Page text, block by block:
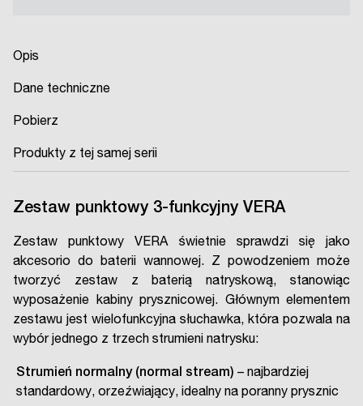
Opis
Dane techniczne
Pobierz
Produkty z tej samej serii
Zestaw punktowy 3-funkcyjny VERA
Zestaw punktowy VERA świetnie sprawdzi się jako
akcesorio do baterii wannowej. Z powodzeniem może
tworzyć zestaw z baterią natryskową, stanowiąc
wyposażenie kabiny prysznicowej. Głównym elementem
zestawu jest wielofunkcyjna słuchawka, która pozwala na
wybór jednego z trzech strumieni natrysku:
Strumień normalny (normal stream) – najbardziej
standardowy, orzeźwiający, idealny na poranny prysznic